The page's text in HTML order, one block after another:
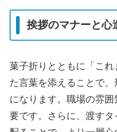
挨拶のマナーと心
菓子折りとともに「こ
た言葉を添えることで
になります。職場の雰
要です。さらに、渡す